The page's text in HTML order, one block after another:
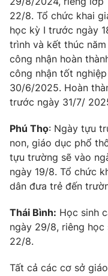
VTV4
VTV9
Liên hệ tòa soạn
THỜI BÁO VTV
Cơ quan chủ quản: Đài
Cơ quan báo chí:
Giấy phép hoạt động
22/8. Tổ chức khai
học kỳ I trước ngày
trình và kết thúc
công nhận hoàn
công nhận tốt
30/6/2025. Hoàn
trước ngày 31/7/
Phú Thọ: Ngày tựu
non, giáo dục phổ
tựu trường sẽ vào
ngày 19/8. Tổ chức
dân đưa trẻ đến
Thái Bình: Học sinh
ngày 29/8, riêng
22/8.
Tất cả các cơ sở